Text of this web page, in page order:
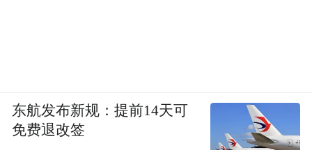
东航发布新规：提前14天可
免费退改签